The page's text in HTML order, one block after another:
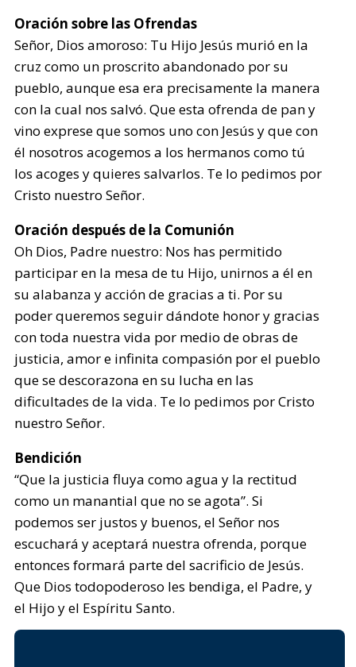
Oración sobre las Ofrendas
Señor, Dios amoroso: Tu Hijo Jesús murió en la
cruz como un proscrito abandonado por su
pueblo, aunque esa era precisamente la manera
con la cual nos salvó. Que esta ofrenda de pan y
vino exprese que somos uno con Jesús y que con
él nosotros acogemos a los hermanos como tú
los acoges y quieres salvarlos. Te lo pedimos por
Cristo nuestro Señor.
Oración después de la Comunión
Oh Dios, Padre nuestro: Nos has permitido
participar en la mesa de tu Hijo, unirnos a él en
su alabanza y acción de gracias a ti. Por su
poder queremos seguir dándote honor y gracias
con toda nuestra vida por medio de obras de
justicia, amor e infinita compasión por el pueblo
que se descorazona en su lucha en las
dificultades de la vida. Te lo pedimos por Cristo
nuestro Señor.
Bendición
“Que la justicia fluya como agua y la rectitud
como un manantial que no se agota”. Si
podemos ser justos y buenos, el Señor nos
escuchará y aceptará nuestra ofrenda, porque
entonces formará parte del sacrificio de Jesús.
Que Dios todopoderoso les bendiga, el Padre, y
el Hijo y el Espíritu Santo.